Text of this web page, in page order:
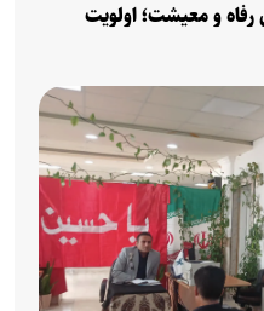
رفاه و معیشت؛ اولویت